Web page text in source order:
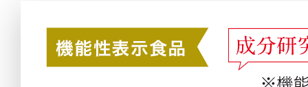
アテニアの「